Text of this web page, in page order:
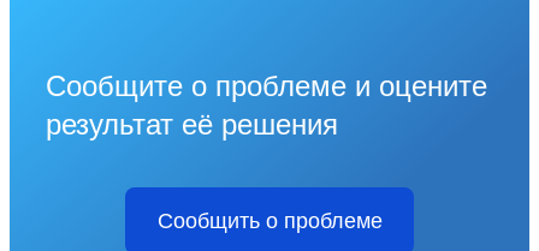
Сообщите о проблеме и оцените
результат её решения
Сообщить о проблеме